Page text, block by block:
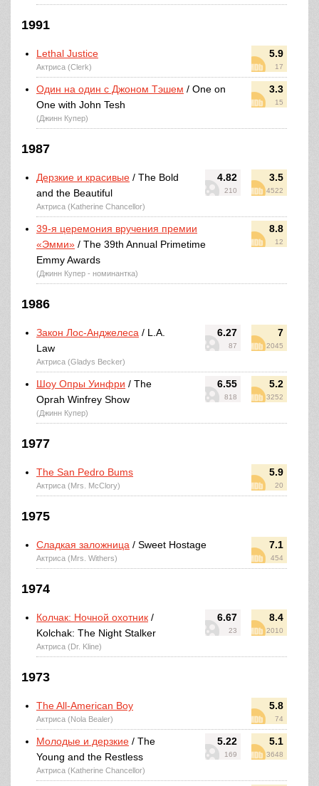
1991
5.9
17
Lethal Justice
Актриса (Clerk)
3.3
15
Один на один с Джоном Тэшем / One on
One with John Tesh
(Джинн Купер)
1987
4.82
210
3.5
4522
Дерзкие и красивые / The Bold
and the Beautiful
Актриса (Katherine Chancellor)
8.8
12
39-я церемония вручения премии
«Эмми» / The 39th Annual Primetime
Emmy Awards
(Джинн Купер - номинантка)
1986
6.27
87
7
2045
Закон Лос-Анджелеса / L.A.
Law
Актриса (Gladys Becker)
6.55
818
5.2
3252
Шоу Опры Уинфри / The
Oprah Winfrey Show
(Джинн Купер)
1977
5.9
20
The San Pedro Bums
Актриса (Mrs. McClory)
1975
7.1
454
Сладкая заложница / Sweet Hostage
Актриса (Mrs. Withers)
1974
6.67
23
8.4
2010
Колчак: Ночной охотник /
Kolchak: The Night Stalker
Актриса (Dr. Kline)
1973
5.8
74
The All-American Boy
Актриса (Nola Bealer)
5.22
169
5.1
3648
Молодые и дерзкие / The
Young and the Restless
Актриса (Katherine Chancellor)